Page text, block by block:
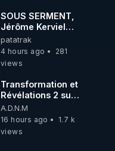
opposant !
SOUS SERMENT,
Jérôme Kerviel
balance tout à
l'Assemblée !
patatrak
4 hours ago
281
views
Transformation et
Révélations 2 sur
2 - live du
07/08/26
A.D.N.M
16 hours ago
1.7 k
views